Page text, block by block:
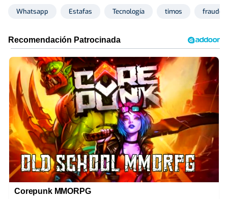
Whatsapp Estafas Tecnología timos fraudes
Corepunk MMORPG